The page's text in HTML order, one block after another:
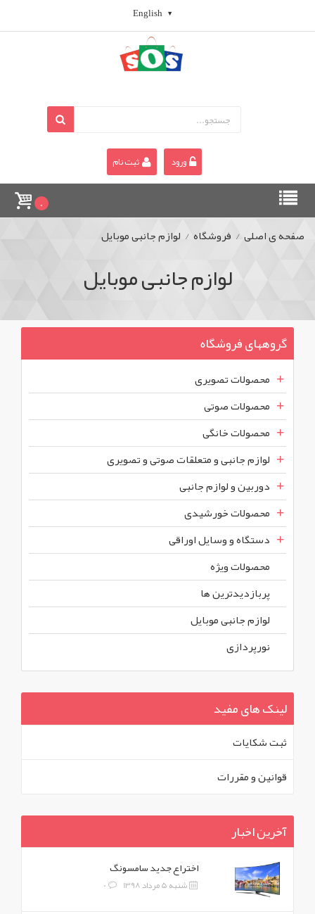
English
ورود ثبت نام
0
صفحه ی اصلی / فروشگاه / لوازم جانبی موبایل
لوازم جانبی موبایل
گروههای فروشگاه
محصولات تصویری
محصولات صوتی
محصولات خانگی
لوازم جانبی و متعلقات صوتی و تصویری
دوربین و لوازم جانبی
محصولات خورشیدی
دستگاه و وسایل اوراقی
محصولات ويژه
پربازديدترين ها
لوازم جانبی موبایل
نورپردازی
لینک های مفید
ثبت شکايات
قوانين و مقررات
آخرین اخبار
اختراع جدید سامسونگ
شنبه 5 مرداد 1398 0